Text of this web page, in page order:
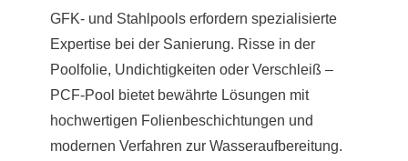
GFK- und Stahlpools erfordern spezialisierte
Expertise bei der Sanierung. Risse in der
Poolfolie, Undichtigkeiten oder Verschleiß –
PCF-Pool bietet bewährte Lösungen mit
hochwertigen Folienbeschichtungen und
modernen Verfahren zur Wasseraufbereitung.